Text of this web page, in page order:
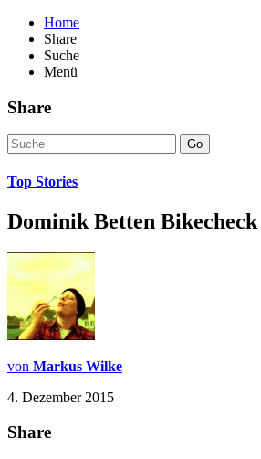
Home
Share
Suche
Menü
Share
Go
Top Stories
Dominik Betten Bikecheck
von Markus Wilke
4. Dezember 2015
Share